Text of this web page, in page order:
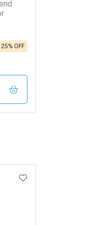
25% OFF
ADICIONAR AOS